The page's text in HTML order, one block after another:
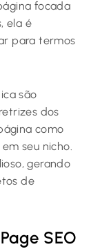
focada
ela é
para termos
são
dos
como
seu nicho.
gerando
de
SEO